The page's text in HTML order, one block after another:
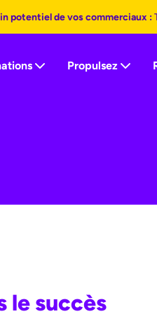
Propulsez
le succès
potentiel de vos commerciaux :